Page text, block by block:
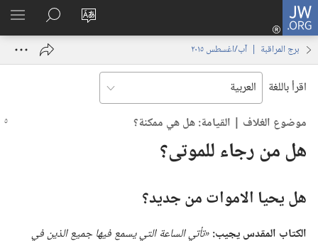
JW.ORG
تغيير
الموقع
تسجيل
الدخول
نافذة
البحث
في
JW.‎ORG
برج المراقبة | ‏‎آب/اغسطس‏ ‏‎٢٠١٥‏
اقرأ باللغة
موضوع الغلاف | القيامة:‏ هل هي ممكنة؟‏
هل من رجاء للموتى؟‏
هل يحيا الاموات من جديد؟‏
الكتاب المقدس يجيب:‏‏«تأتي الساعة التي يسمع فيها جميع الذينفي